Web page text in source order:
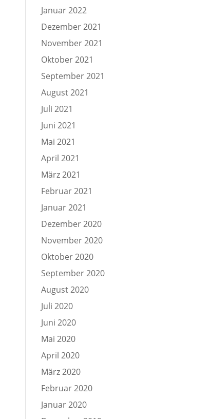
Januar 2022
Dezember 2021
November 2021
Oktober 2021
September 2021
August 2021
Juli 2021
Juni 2021
Mai 2021
April 2021
März 2021
Februar 2021
Januar 2021
Dezember 2020
November 2020
Oktober 2020
September 2020
August 2020
Juli 2020
Juni 2020
Mai 2020
April 2020
März 2020
Februar 2020
Januar 2020